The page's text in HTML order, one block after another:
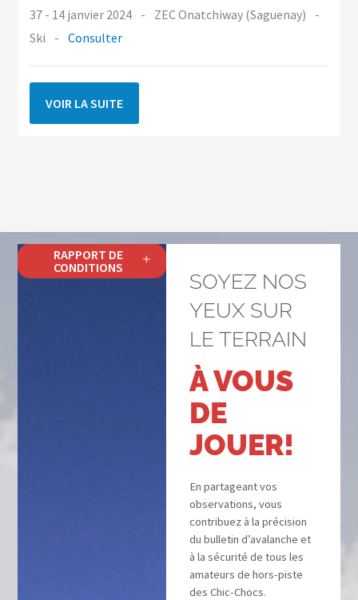
37 - 14 janvier 2024 - ZEC Onatchiway (Saguenay)
-
Ski
- Consulter
VOIR LA SUITE
RAPPORT DE
CONDITIONS
SOYEZ NOS
YEUX SUR
LE TERRAIN
À VOUS
DE
JOUER!
En partageant vos
observations, vous
contribuez à la précision
du bulletin d’avalanche et
à la sécurité de tous les
amateurs de hors-piste
des Chic-Chocs.